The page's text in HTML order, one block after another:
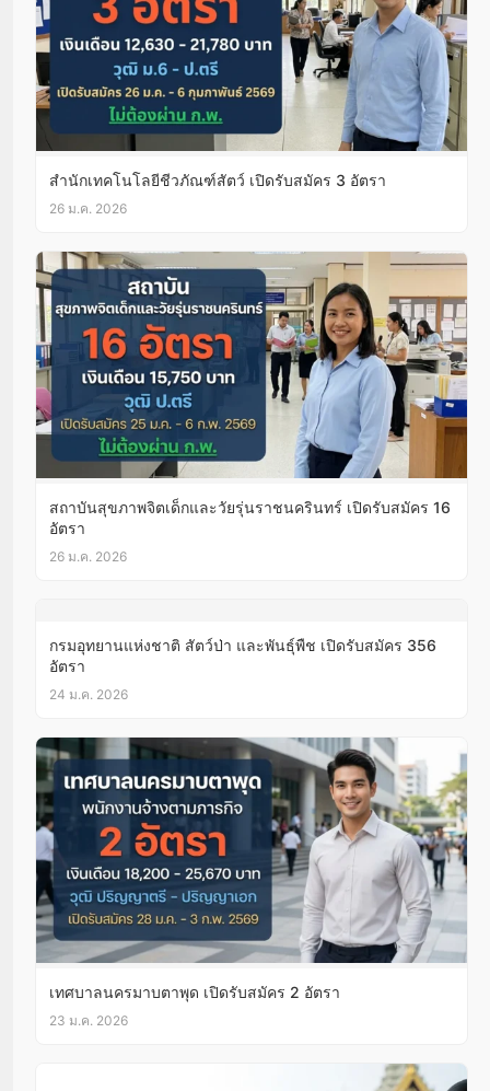
สำนักเทคโนโลยีชีวภัณฑ์สัตว์ เปิดรับสมัคร 3 อัตรา
26 ม.ค. 2026
สถาบันสุขภาพจิตเด็กและวัยรุ่นราชนครินทร์ เปิดรับสมัคร 16
อัตรา
26 ม.ค. 2026
กรมอุทยานแห่งชาติ สัตว์ป่า และพันธุ์พืช เปิดรับสมัคร 356
อัตรา
24 ม.ค. 2026